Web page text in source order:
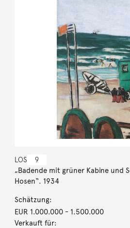
LOS 9
„Badende mit grüner Kabine und
Hosen“. 1934
Schätzung:
EUR 1.000.000- 1.500.000
Verkauft für: